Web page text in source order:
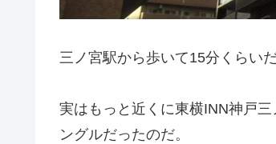
三ノ宮駅から歩いて15分くらいだ
実はもっと近くに東横INN神戸
ングルだったのだ。